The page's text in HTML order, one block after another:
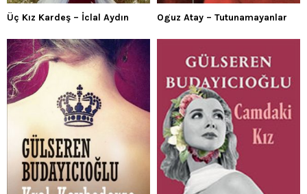
Üç Kız Kardeş – İclal Aydın Oguz Atay – Tutunamayanlar